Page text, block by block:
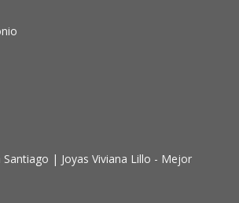
| Joyas Viviana Lillo - Mejor